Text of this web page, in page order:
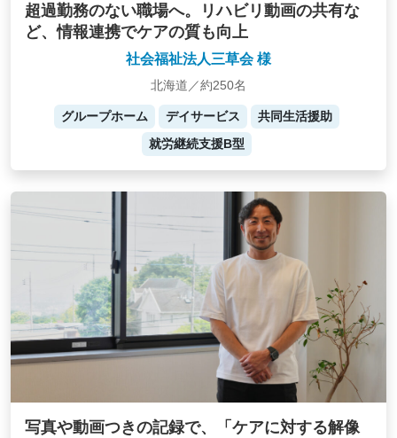
超過勤務のない職場へ。リハビリ動画の共有な
ど、情報連携でケアの質も向上
社会福祉法人三草会 様
北海道／約250名
グループホーム デイサービス
共同生活援助
就労継続支援B型
写真や動画つきの記録で、「ケアに対する解像